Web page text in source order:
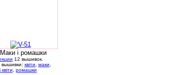
і ромашки
12 вышивок.
вышивки: квіти маки
ромашки